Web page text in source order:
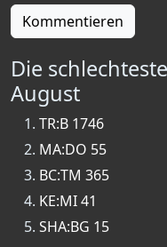
Kommentieren
Die
August
TR:B 1746
MA:DO 55
BC:TM 365
KE:MI 41
SHA:BG 15